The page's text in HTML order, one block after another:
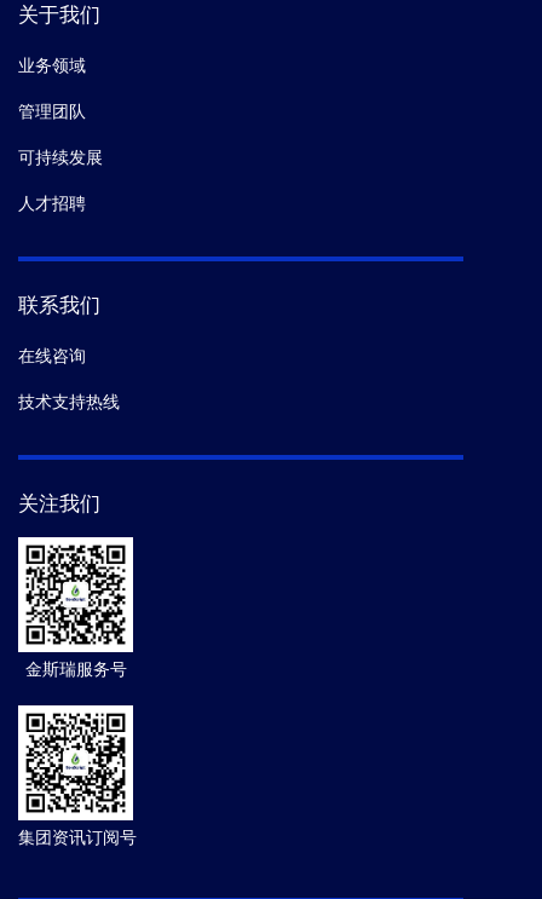
关于我们
业务领域
管理团队
可持续发展
人才招聘
联系我们
在线咨询
技术支持热线
关注我们
金斯瑞服务号
集团资讯订阅号